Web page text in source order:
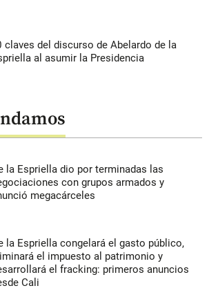
claves del discurso de Abelardo de la
al asumir la Presidencia
la Espriella dio por terminadas las
con grupos armados y
megacárceles
la Espriella congelará el gasto público,
el impuesto al patrimonio y
el fracking: primeros anuncios
Cali